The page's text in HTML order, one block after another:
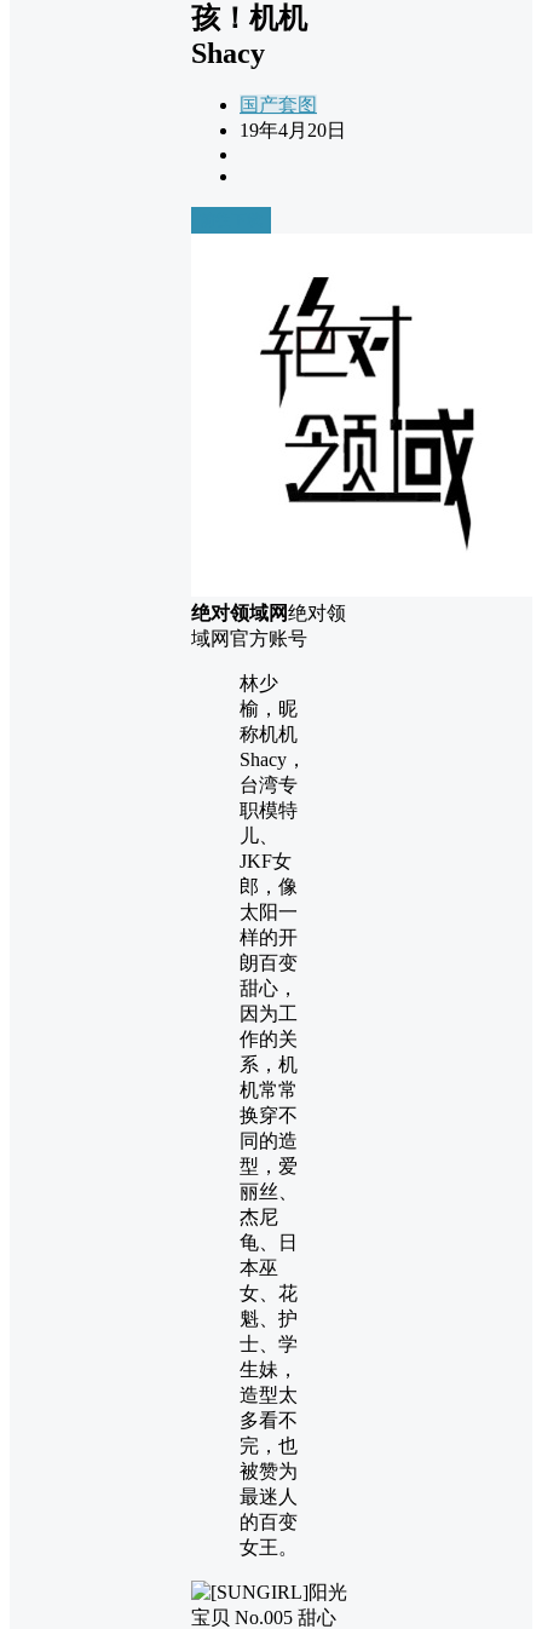
孩！机机
Shacy
国产套图
19年4月20日
绝对领域网绝对领
域网官方账号
林少
榆，昵
称机机
Shacy，
台湾专
职模特
儿、
JKF女
郎，像
太阳一
样的开
朗百变
甜心，
因为工
作的关
系，机
机常常
换穿不
同的造
型，爱
丽丝、
杰尼
龟、日
本巫
女、花
魁、护
士、学
生妹，
造型太
多看不
完，也
被赞为
最迷人
的百变
女王。